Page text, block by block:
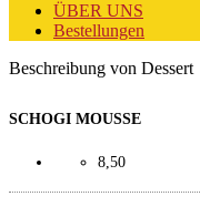
ÜBER UNS
Bestellungen
Beschreibung von Dessert
SCHOGI MOUSSE
8,50